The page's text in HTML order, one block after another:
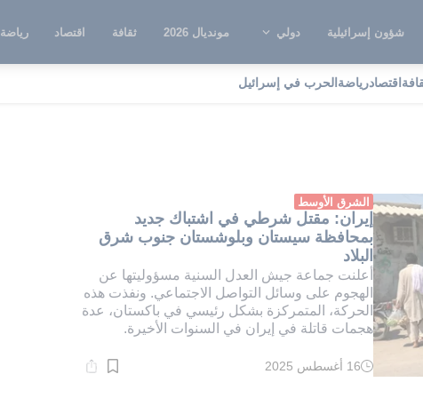
شؤون إسرائيلية دولي مونديال 2026 ثقافة اقتصاد رياضة
اقتصادرياضة الحرب في إسرائيل جيش العدل
الشرق الأوسط
إيران: مقتل شرطي في اشتباك جديد
بمحافظة سيستان وبلوشستان جنوب شرق
البلاد
أعلنت جماعة جيش العدل السنية مسؤوليتها عن
الهجوم على وسائل التواصل الاجتماعي. ونفذت هذه
الحركة، المتمركزة بشكل رئيسي في باكستان، عدة
هجمات قاتلة في إيران في السنوات الأخيرة.
وقت
16 أغسطس 2025